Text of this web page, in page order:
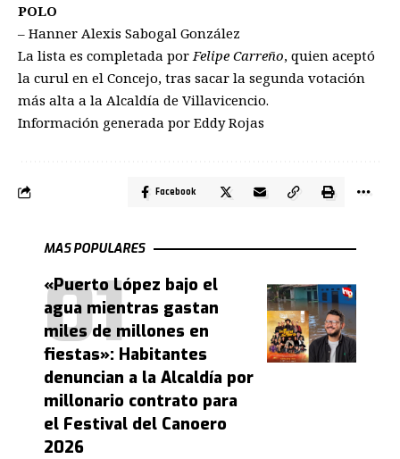
POLO
– Hanner Alexis Sabogal González
La lista es completada por Felipe Carreño, quien aceptó
la curul en el Concejo, tras sacar la segunda votación
más alta a la Alcaldía de Villavicencio.
Información generada por Eddy Rojas
Facebook
MAS POPULARES
«Puerto López bajo el
agua mientras gastan
miles de millones en
fiestas»: Habitantes
denuncian a la Alcaldía por
millonario contrato para
el Festival del Canoero
2026